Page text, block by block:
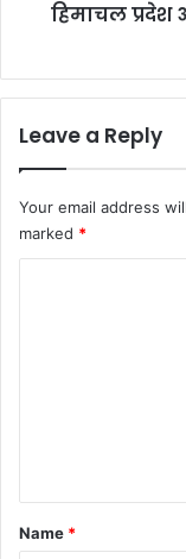
हिमाचल प्रदेश
Leave a Reply
Your email address
marked *
*
Name *